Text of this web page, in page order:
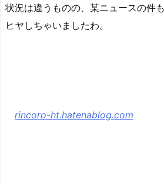
状況は違うものの、某ニュースの件
ヒヤしちゃいましたわ。
rincoro-ht.hatenablog.com